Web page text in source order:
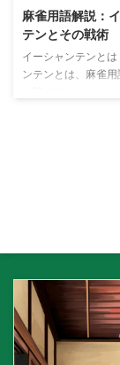
麻雀用語解説：
テンとその戦術
イーシャンテンとは
ンテンとは、麻雀
ンテンの判断基準
牌の形や待ち牌の
とが重要です。ま
対戦相手の動きに
自分の手を最適化
...